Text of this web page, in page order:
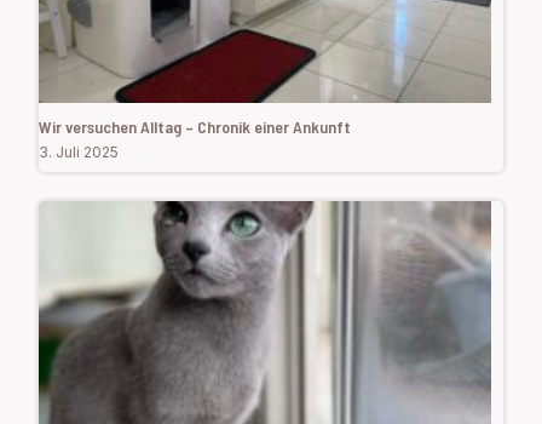
Wir versuchen Alltag – Chronik einer Ankunft
3. Juli 2025